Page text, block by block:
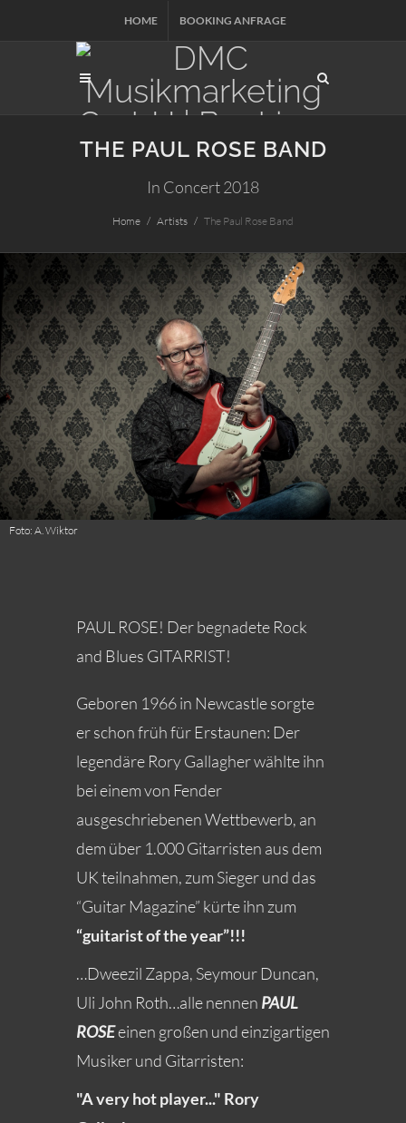
HOME BOOKING ANFRAGE
THE PAUL ROSE BAND
In Concert 2018
Home Artists The Paul Rose Band
Foto: A. Wiktor
PAUL ROSE! Der begnadete Rock
and Blues GITARRIST!
Geboren 1966 in Newcastle sorgte
er schon früh für Erstaunen: Der
legendäre Rory Gallagher wählte ihn
bei einem von Fender
ausgeschriebenen Wettbewerb, an
dem über 1.000 Gitarristen aus dem
UK teilnahmen, zum Sieger und das
“Guitar Magazine” kürte ihn zum
“guitarist of the year”!!!
…Dweezil Zappa, Seymour Duncan,
Uli John Roth…alle nennen PAUL
ROSEeinen großen und einzigartigen
Musiker und Gitarristen:
"A very hot player..." Rory